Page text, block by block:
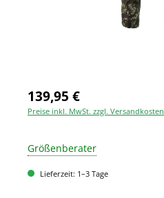
139,95 €
Preise inkl. MwSt. zzgl. Versandkosten
Größenberater
Lieferzeit: 1–3 Tage